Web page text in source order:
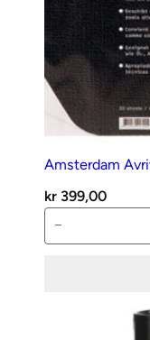
Amsterdam
kr 399,00
Avrivningspalett
−